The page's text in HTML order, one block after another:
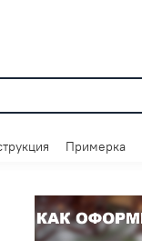
Примерка